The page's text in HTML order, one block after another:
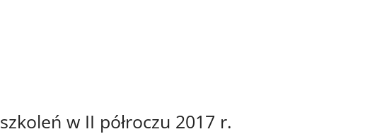
w II półroczu 2017 r.